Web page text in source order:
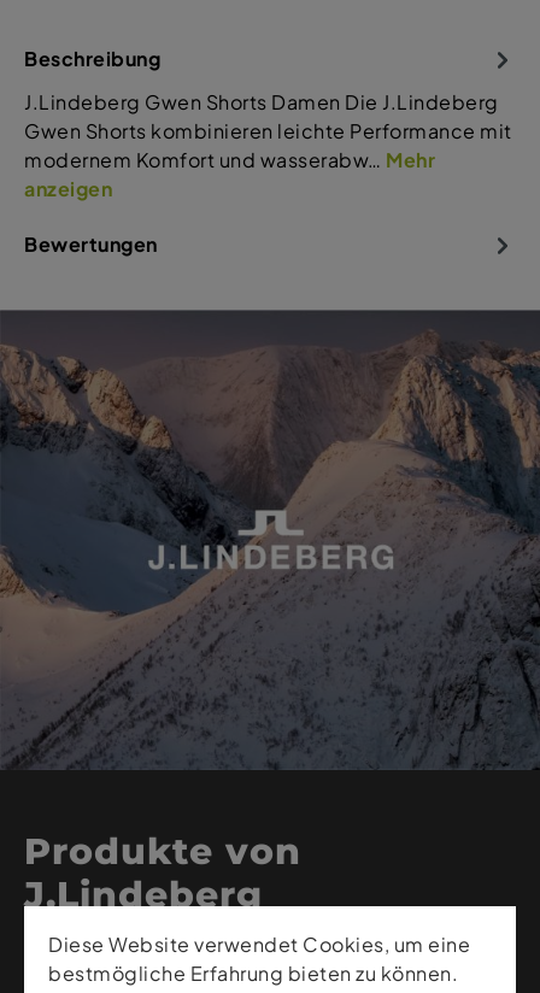
Beschreibung
J.Lindeberg Gwen Shorts Damen Die J.Lindeberg
Gwen Shorts kombinieren leichte Performance mit
modernem Komfort und wasserabw… Mehr
anzeigen
Bewertungen
Produkte von
J.Lindeberg
J.Lindeberg steht für moderne Premium-Mode, die
Diese Website verwendet Cookies, um eine
bestmögliche Erfahrung bieten zu können.